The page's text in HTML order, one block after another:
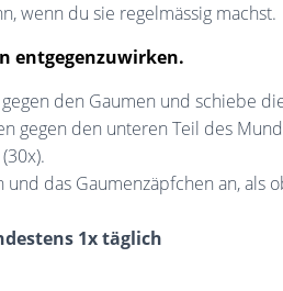
wenn du sie regelmässig machst.
entgegenzuwirken.
den Gaumen und schiebe
gegen den unteren Teil des
das Gaumenzäpfchen an, als
1x täglich